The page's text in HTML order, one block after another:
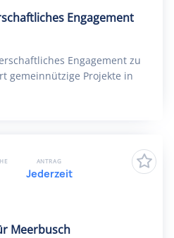
Engagement
Engagement zu
gemeinnützige Projekte in
Meerbusch
ANTRAG
Jederzeit